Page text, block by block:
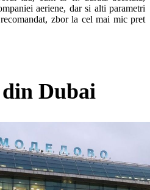
aeriene, dar si alti parametri
zbor la cel mai mic pret
Dubai